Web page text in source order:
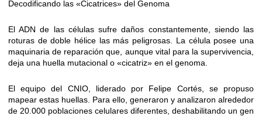
Decodificando las «Cicatrices» del Genoma
El ADN de las células sufre daños constantemente, siendo las
roturas de doble hélice las más peligrosas. La célula posee una
maquinaria de reparación que, aunque vital para la supervivencia,
deja una huella mutacional o «cicatriz» en el genoma.
El equipo del CNIO, liderado por Felipe Cortés, se propuso
mapear estas huellas. Para ello, generaron y analizaron alrededor
de 20.000 poblaciones celulares diferentes, deshabilitando un gen